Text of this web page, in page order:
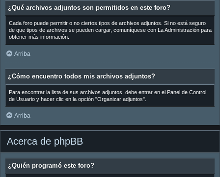
¿Qué archivos adjuntos son permitidos en este foro?
Cada foro puede permitir o no ciertos tipos de archivos adjuntos. Si no está seguro
de que tipos de archivos se pueden cargar, comuníquese con La Administración para
obtener más información.
Arriba
¿Cómo encuentro todos mis archivos adjuntos?
Para encontrar la lista de sus archivos adjuntos, debe entrar en el Panel de Control
de Usuario y hacer clic en la opción "Organizar adjuntos".
Arriba
Acerca de phpBB
¿Quién programó este foro?